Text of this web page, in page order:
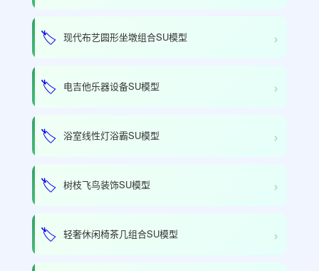
🏷️ 现代布艺圆形坐墩组合SU模型 ›
🏷️ 电吉他乐器设备SU模型 ›
🏷️ 浴室线性灯浴霸SU模型 ›
🏷️ 树枝飞鸟装饰SU模型 ›
🏷️ 轻奢休闲椅茶几组合SU模型 ›